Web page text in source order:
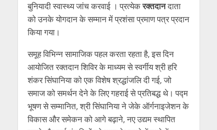
बुनियादी स्वास्थ्य जांच करवाई । प्रत्येकरक्तदानदाता
को उनके योगदान के सम्मान में प्रशंसा प्रमाण पत्र प्रदान
किया गया।
समूह विभिन्न सामाजिक पहल करता रहता है, इस दिन
आयोजित रक्तदान शिविर के माध्यम से स्वर्गीय श्री हरि
शंकर सिंघानिया को एक विशेष श्रद्धांजलि दी गई, जो
समाज को समर्थन देने के लिए गहराई से प्रतिबद्ध थे। पद्म
भूषण से सम्मानित, श्री सिंघानिया ने जेके ऑर्गनाइजेशन के
विकास और समेकन को आगे बढ़ाने, नए उद्यम स्थापित